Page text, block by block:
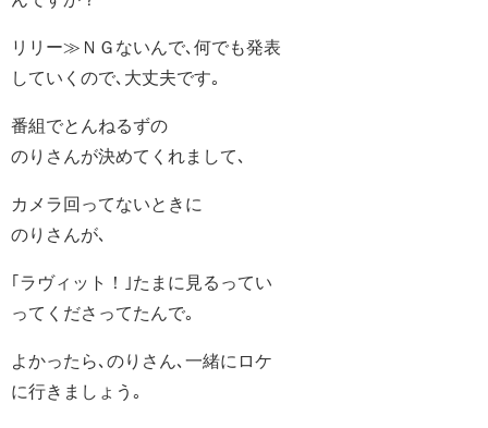
リリー≫ＮＧないんで､何でも発表
していくので､大丈夫です｡
番組でとんねるずの
のりさんが決めてくれまして､
カメラ回ってないときに
のりさんが､
｢ラヴィット！｣たまに見るってい
ってくださってたんで｡
よかったら､のりさん､一緒にロケ
に行きましょう｡